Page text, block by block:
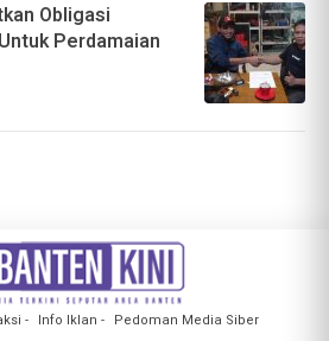
Obligasi
Perdamaian
Info Iklan Pedoman Media Siber